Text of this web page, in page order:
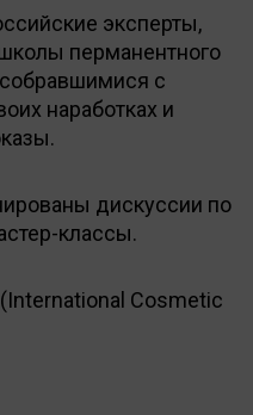
эксперты,
перманентного
с
наработках и
дискуссии по
классы.
Cosmetic